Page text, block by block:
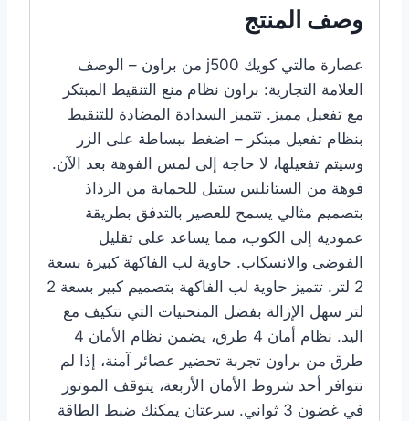
وصف المنتج
عصارة مالتي كويك j500 من براون – الوصف
العلامة التجارية: براون نظام منع التنقيط المبتكر
مع تفعيل مميز. تتميز السدادة المضادة للتنقيط
بنظام تفعيل مبتكر – اضغط ببساطة على الزر
وسيتم تفعيلها، لا حاجة إلى لمس الفوهة بعد الآن.
فوهة من الستانلس ستيل للحماية من الرذاذ
بتصميم مثالي يسمح للعصير بالتدفق بطريقة
عمودية إلى الكوب، مما يساعد على تقليل
الفوضى والانسكاب. حاوية لب الفاكهة كبيرة بسعة
2 لتر. تتميز حاوية لب الفاكهة بتصميم كبير بسعة 2
لتر سهل الإزالة بفضل المنحنيات التي تتكيف مع
اليد. نظام أمان 4 طرق، يضمن نظام الأمان 4
طرق من براون تجربة تحضير عصائر آمنة، إذا لم
تتوافر أحد شروط الأمان الأربعة، يتوقف الموتور
في غضون 3 ثواني. سرعتان يمكنك ضبط الطاقة